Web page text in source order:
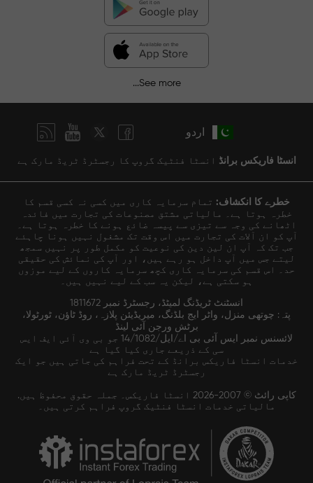
See more...
اردو
انسٹا فاریکس برانڈ انسٹا فنٹیک گروپ کا رجسٹرڈ ٹریڈ مارک ہے
خطرے کا انکشاف: تمام سرمایہ کاری میں کسی نہ کسی قسم کا
خطرہ ہوتا ہے۔ مالیاتی مشتق مصنوعات کی تجارت میں فائدہ
اٹھانے کی وجہ سے تیزی سے پیسہ ضائع ہونے کا خطرہ ہوتا ہے۔
آپ کو ان آلات کی تجارت میں اس وقت تک مشغول نہیں ہونا چاہئے
جب تک کہ آپ ان لین دین کی نوعیت کو مکمل طور پر نہیں سمجھ
لیتے جس میں آپ داخل ہو رہے ہیں، اور آپ کی نمائش کی حقیقی
حد۔ اس قسم کی سرمایہ کاری کچھ سرمایہ کاروں کے لیے موزوں
ہو سکتی ہے، لیکن یہ سب کے لیے نہیں ہیں۔
انسٹنٹ ٹریڈنگ لمیٹڈ، رجسٹرڈ نمبر 1811672
پتہ: چوتھی منزل، واٹر ایج بلڈنگ، میریڈیئن پلازہ، روڈ ٹاؤن، ٹورٹولا،
برٹش ورجن آئی لینڈ
لائسنس نمبر ایس آئی بی اے/ایل/14/1082 جو بی وی آئی ایف ایس
سی کے ذریعے جاری کیا گیا ہے
خدمات انسٹا فاریکس برانڈ کے تحت فراہم کی جاتی ہیں جو ایک
رجسٹرڈ ٹریڈ مارک ہے
کاپی رائٹ © 2007-2026 انسٹا فاریکس۔ جملہ حقوق محفوظ ہیں.
مالیاتی خدمات انسٹا فنٹیک گروپ فراہم کرتی ہیں۔